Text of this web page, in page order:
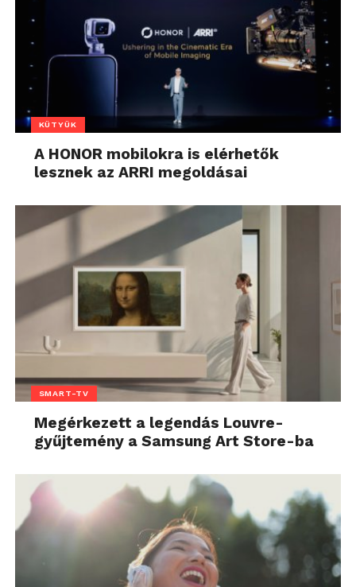
KÜTYÜK
A HONOR mobilokra is elérhetők
lesznek az ARRI megoldásai
SMART-TV
Megérkezett a legendás Louvre-
gyűjtemény a Samsung Art Store-ba